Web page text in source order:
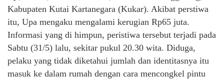
Kabupaten Kutai Kartanegara (Kukar). Akibat perstiwa
itu, Upa mengaku mengalami kerugian Rp65 juta.
Informasi yang di himpun, peristiwa tersebut terjadi pada
Sabtu (31/5) lalu, sekitar pukul 20.30 wita. Diduga,
pelaku yang tidak diketahui jumlah dan identitasnya itu
masuk ke dalam rumah dengan cara mencongkel pintu